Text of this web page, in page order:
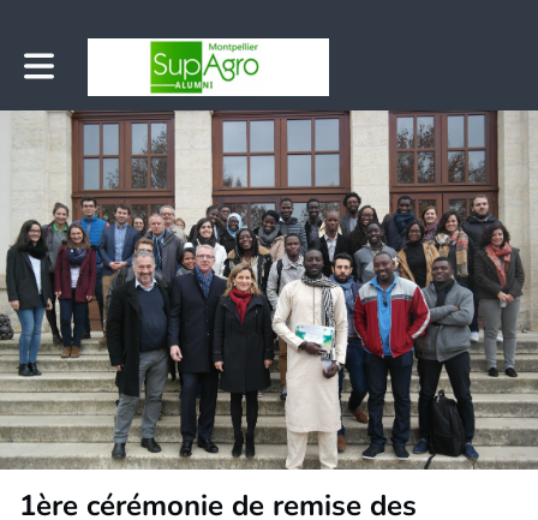
Toggle main navigation
1ère cérémonie de remise des